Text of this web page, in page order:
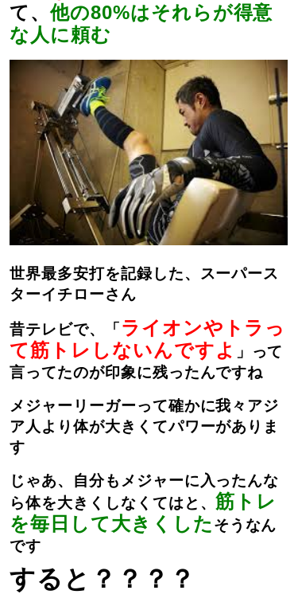
て、他の80%はそれらが得意
な人に頼む
世界最多安打を記録した、スーパース
ターイチローさん
昔テレビで、「ライオンやトラっ
て筋トレしないんですよ
」って
言ってたのが印象に残ったんですね
メジャーリーガーって確かに我々アジ
ア人より体が大きくてパワーがありま
す
じゃあ、自分もメジャーに入ったんな
ら体を大きくしなくてはと、筋トレ
を毎日して大きくした そうなん
です
すると？？？？